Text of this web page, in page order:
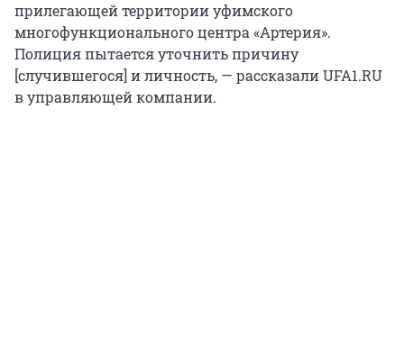
прилегающей территории уфимского
многофункционального центра «Артерия».
Полиция пытается уточнить причину
[случившегося] и личность, — рассказали UFA1.RU
в управляющей компании.